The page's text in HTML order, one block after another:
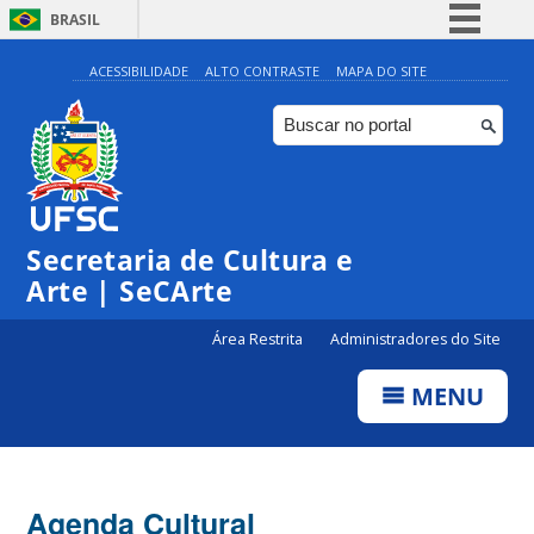
BRASIL
Simplifique!
Comunica BR
Participe
ACESSIBILIDADE ALTO CONTRASTE MAPA DO SITE
Secretaria de Cultura e
Arte | SeCArte
Área Restrita Administradores do Site
MENU
Agenda Cultural